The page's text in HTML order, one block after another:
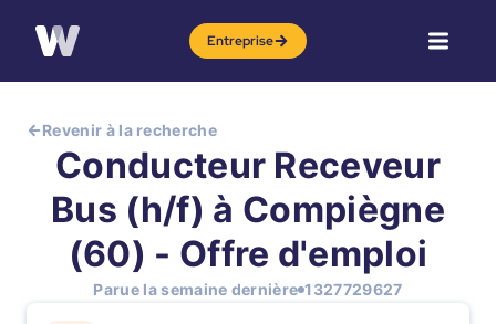
Entreprise
Revenir à la recherche
Conducteur Receveur
Bus (h/f) à Compiègne
(60) - Offre d'emploi
Parue la semaine dernière 1327729627